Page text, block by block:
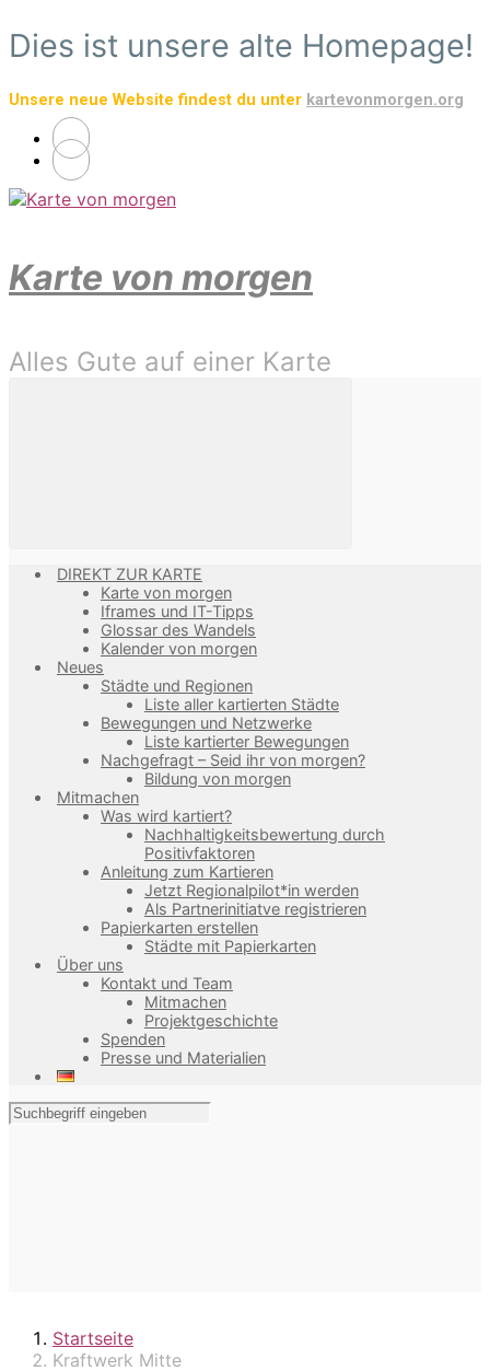
Zum
Hauptinhalt
Dies ist unsere alte Homepage!
Unsere neue Website findest du unter kartevonmorgen.org
Karte von morgen
Alles Gute auf einer Karte
DIREKT ZUR KARTE
Karte von morgen
Iframes und IT-Tipps
Glossar des Wandels
Kalender von morgen
Neues
Städte und Regionen
Liste aller kartierten Städte
Bewegungen und Netzwerke
Liste kartierter Bewegungen
Nachgefragt – Seid ihr von morgen?
Bildung von morgen
Mitmachen
Was wird kartiert?
Nachhaltigkeitsbewertung durch
Positivfaktoren
Anleitung zum Kartieren
Jetzt Regionalpilot*in werden
Als Partnerinitiatve registrieren
Papierkarten erstellen
Städte mit Papierkarten
Über uns
Kontakt und Team
Mitmachen
Projektgeschichte
Spenden
Presse und Materialien
Startseite
Kraftwerk Mitte